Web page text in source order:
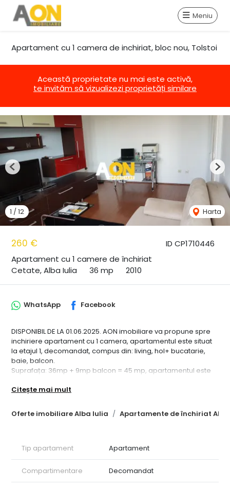
Meniu
Apartament cu 1 camera de inchiriat, bloc nou, Tolstoi
Această proprietate nu mai este activă,
te invităm să vizualizezi proprietăți similare
ID CP1710446
260 €
Apartament cu 1 camere de închiriat
Cetate, Alba Iulia
36 mp 2010
1 / 12 Harta
Previous
Oferte imobiliare Alba Iulia Apartamente de închiriat
WhatsApp Facebook
DISPONIBIL DE LA 01.06.2025. AON imobiliare va propune spre
inchiriere apartament cu 1 camera, apartamentul este situat
la etajul 1, decomandat, compus din: living, hol+ bucatarie,
baie, balcon.
Suprafața: 36mp + 9mp balcon = 45 mp, apartamentul este
extensibilă +birou + televizor; mobilier bucătărie+ combină
microunde +cuptor +hotă. Apartamentul are centrală termică
pe gaz. Instalația de încălzire și izolația termică bună
închiriere este de un an si se percepe garantie de 380 euro.
ID intern: CP1710446.
Citește mai mult
Tip apartament Apartament
Compartimentare Decomandat